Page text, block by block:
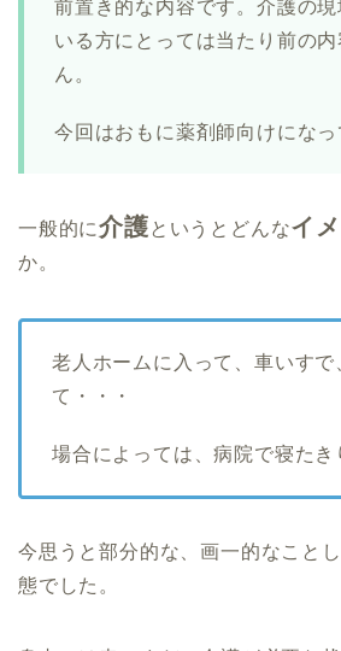
前置き的な内容です。介護の
いる方にとっては当たり前の
ん。
今回はおもに薬剤師向けになっ
一般的に介護というとどんなイ
か。
老人ホームに入って、車いすで
て・・・
場合によっては、病院で寝たき
今思うと部分的な、画一的なこと
態でした。